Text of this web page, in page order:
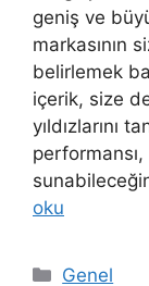
geniş ve
markasının
belirlemek
içerik, size
yıldızlarını
performansı,
oku
Kategoriler
Genel